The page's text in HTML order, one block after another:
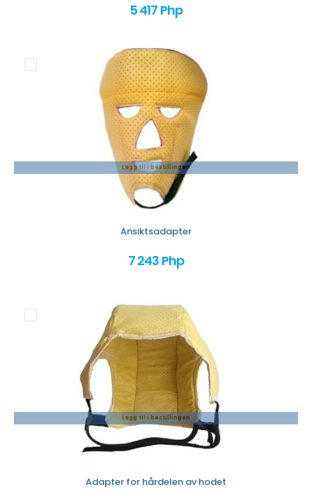
5 417 Php
Legg til i bestillingen
Ansiktsadapter
7 243 Php
Legg til i bestillingen
Adapter for hårdelen av hodet